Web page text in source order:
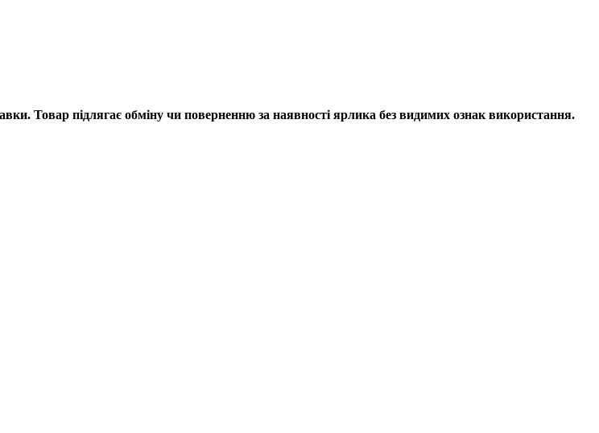
Товар підлягає обміну чи поверненню за наявності ярлика без видимих ​​ознак використання.